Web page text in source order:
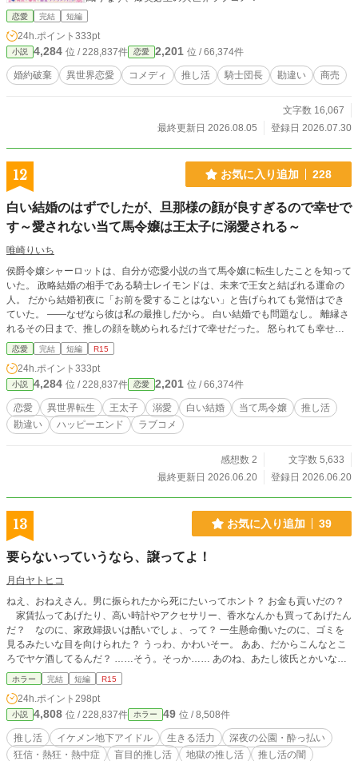
恋愛 完結 短編
24h.ポイント 333pt
小説 4,284 位 / 228,837件 恋愛 2,201 位 / 66,374件
婚約破棄 異世界恋愛 コメディ 推し活 騎士団長 勘違い 商売
文字数 16,067
最終更新日 2026.08.05
登録日 2026.07.30
12 お気に入り追加 228
白い結婚のはずでしたが、旦那様の顔が良すぎるので幸せで
す～愛されない当て馬令嬢は王太子に溺愛される～
唯崎りいち
侯爵令嬢シャーロットは、自分が恋愛小説の当て馬令嬢に転生したことを知って
いた。 政略結婚の相手である騎士レイモンドは、未来で王女と結ばれる運命の
人。 だから結婚初夜に「お前を愛することはない」と告げられても覚悟はでき
ていた。 ――なぜなら彼は私の最推しだから。 白い結婚でも問題なし。 離縁さ
れるその日まで、推しの顔を眺められるだけで幸せだった。 怒られても幸せ。
睨まれても幸せ。 今日も王宮で旦那様を見守る推し活に励んでいたら、なぜか
王太子フィリップに勘違いされてしまう。 「君は傷ついているんだろう？」
「いいえ、旦那様の顔が良いだけです！」 そう答えたはずなのに、なぜか王太
子から求婚されて――！？ 愛されない運命だった当て馬令嬢が、本当の愛を知
るまでの勘違いラブコメディ。
恋愛 完結 短編 R15
24h.ポイント 333pt
小説 4,284 位 / 228,837件 恋愛 2,201 位 / 66,374件
恋愛 異世界転生 王太子 溺愛 白い結婚 当て馬令嬢
推し活
勘違い
ハッピーエンド ラブコメ
感想数 2
文字数 5,633
最終更新日 2026.06.20
登録日 2026.06.20
13 お気に入り追加 39
要らないっていうなら、譲ってよ！
月白ヤトヒコ
ねえ、おねえさん。男に振られたから死にたいってホント？ お金も貢いだの？
家賃払ってあげたり、高い時計やアクセサリー、香水なんかも買ってあげたん
だ？ なのに、家政婦扱いは酷いでしょ、って？ 一生懸命働いたのに、ゴミを
見るみたいな目を向けられた？ うっわ、かわいそー。 ああ、だからこんなとこ
ろでヤケ酒してるんだ？ ……そう。そっか…… あのね、あたし彼氏とかいない
けど推しがいるの。 お金無いと、ライブ行けない。彼に会えない。遠くから見
てることしかできない。じかに話し掛けることも、返事を返してもらうことも、
笑顔を見せてもらうこともできない……っ！ 寂しいの、彼が足りなくて、寂し
くて寂しくて死にそうな気分になる…… だから、早くお金を作らなきゃっ!! おね
えさん、彼氏に振られて死にたいんでしょ？ だったら、お金も要らないでし
ょ？ ねえ、要らないって言うなら譲ってよ？
ホラー 完結 短編 R15
24h.ポイント 298pt
小説 4,808 位 / 228,837件 ホラー 49 位 / 8,508件
推し活 イケメン地下アイドル 生きる活力
深夜の公園・酔っ払い
狂信・熱狂・熱中症
盲目的推し活 地獄の推し活
推し活の闇